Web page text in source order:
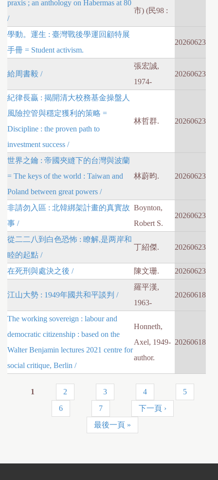
praxis ; an anthology on Habermas at 80
/
市) (民98 :
學動。運生 : 臺灣戰後學運回顧特展
手冊 = Student activism.
20260623
給周書毅 /
張宏誠,
1974-
20260623
紀律長贏 : 揭開清大校務基金操盤人
風險控管與穩定獲利的策略 =
Discipline : the proven path to
investment success /
林哲群. 20260623
世界之鑰 : 帝國夾縫下的台灣與波蘭
= The keys of the world : Taiwan and
Poland between great powers /
林蔚昀. 20260623
非請勿入區 : 北韓綁架計畫的真實故
事 /
Boynton,
Robert S.
20260623
從二二八到白色恐怖 : 瞭解,是两岸和
睦的起點 /
丁紹傑. 20260623
在死刑與處決之後 / 陳文珊. 20260623
江山大勢 : 1949年國共和平談判 /
羅平漢,
1963-
20260618
The working sovereign : labour and
democratic citizenship : based on the
Walter Benjamin lectures 2021 centre for
social critique, Berlin /
Honneth,
Axel, 1949-
author.
20260618
s
1 2 3 4
5
6
7
下一頁 ›
最後一頁 »